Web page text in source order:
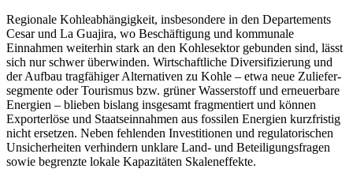
Regionale Kohleabhängigkeit, insbesondere in den Departements
Cesar und La Guajira, wo Beschäftigung und kommunale
Einnahmen weiter­hin stark an den Kohle­sektor gebunden sind, lässt
sich nur schwer überwinden. Wirtschaftliche Diversifizierung und
der Aufbau tragfähiger Alternativen zu Kohle – etwa neue Zuliefer­
segmente oder Tourismus bzw. grüner Wasserstoff und erneuerbare
Energien – blieben bis­lang insgesamt fragmentiert und können
Exporterlöse und Staatseinnahmen aus fossi­len Ener­gien kurzfristig
nicht ersetzen. Neben fehlen­den Investi­tionen und regula­to­rischen
Unsicherheiten verhindern un­klare Land- und Beteiligungsfragen
sowie be­grenzte lokale Kapazitäten Skaleneffekte.